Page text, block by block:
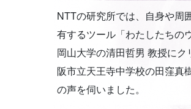
NTTの研究所では、自身や周
有するツール「わたしたちの
岡山大学の清田哲男 教授に
阪市立天王寺中学校の田窪真
の声を伺いました。